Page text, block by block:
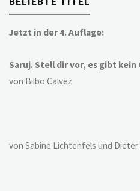
Jetzt in der 4. Auflage:
Saruj. Stell dir vor, es gibt kein
von Bilbo Calvez
von Sabine Lichtenfels und Dieter